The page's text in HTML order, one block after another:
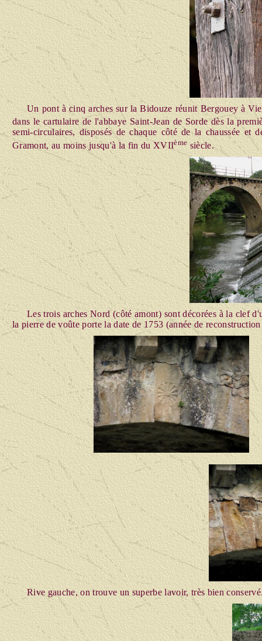
Un pont à cinq arches sur la Bidouze réunit Bergouey à
dans le cartulaire de l'abbaye Saint-Jean de Sorde dès la
semi-circulaires, disposés de chaque côté de la chaussée et
Gramont, au moins jusqu'à la fin du XVIIème siècle.
Les trois arches Nord (côté amont) sont décorées à la clef
la pierre de voûte porte la date de 1753 (année de
Rive gauche, on trouve un superbe lavoir, très bien